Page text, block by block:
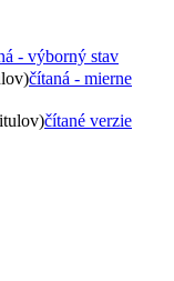
- výborný stav
čítaná - mierne
čítané verzie